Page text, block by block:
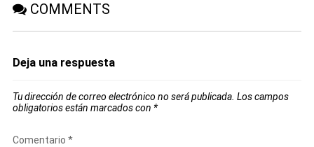
COMMENTS
Deja una respuesta
Tu dirección de correo electrónico no será publicada. Los campos
obligatorios están marcados con *
Comentario *